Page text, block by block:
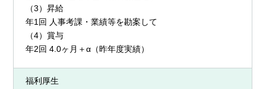
（3）昇給
年1回 人事考課・業績等を勘案して
（4）賞与
年2回 4.0ヶ月＋α（昨年度実績）
福利厚生